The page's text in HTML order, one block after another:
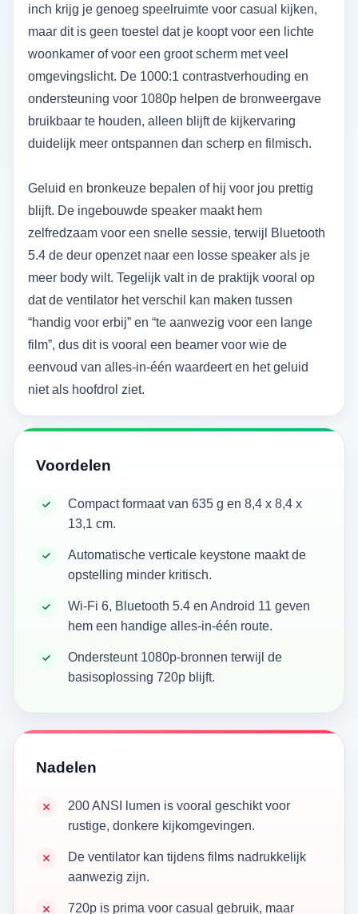
inch krijg je genoeg speelruimte voor casual kijken,
maar dit is geen toestel dat je koopt voor een lichte
woonkamer of voor een groot scherm met veel
omgevingslicht. De 1000:1 contrastverhouding en
ondersteuning voor 1080p helpen de bronweergave
bruikbaar te houden, alleen blijft de kijkervaring
duidelijk meer ontspannen dan scherp en filmisch.
Geluid en bronkeuze bepalen of hij voor jou prettig
blijft. De ingebouwde speaker maakt hem
zelfredzaam voor een snelle sessie, terwijl Bluetooth
5.4 de deur openzet naar een losse speaker als je
meer body wilt. Tegelijk valt in de praktijk vooral op
dat de ventilator het verschil kan maken tussen
“handig voor erbij” en “te aanwezig voor een lange
film”, dus dit is vooral een beamer voor wie de
eenvoud van alles-in-één waardeert en het geluid
niet als hoofdrol ziet.
Voordelen
Compact formaat van 635 g en 8,4 x 8,4 x
13,1 cm.
Automatische verticale keystone maakt de
opstelling minder kritisch.
Wi‑Fi 6, Bluetooth 5.4 en Android 11 geven
hem een handige alles-in-één route.
Ondersteunt 1080p-bronnen terwijl de
basisoplossing 720p blijft.
Nadelen
200 ANSI lumen is vooral geschikt voor
rustige, donkere kijkomgevingen.
De ventilator kan tijdens films nadrukkelijk
aanwezig zijn.
720p is prima voor casual gebruik, maar